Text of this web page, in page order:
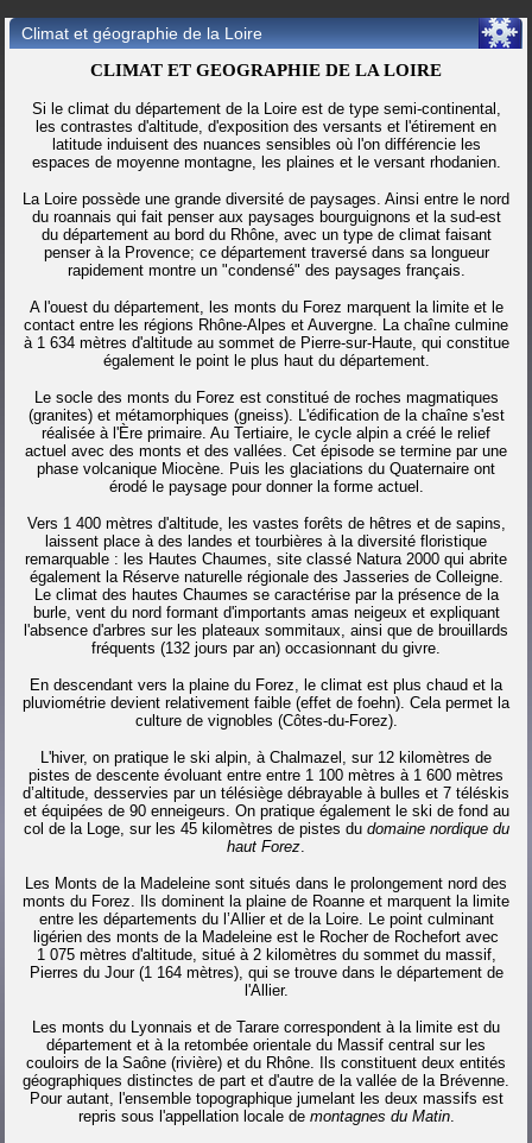
Climat et géographie de la Loire
CLIMAT ET GEOGRAPHIE DE LA LOIRE
Si le climat du département de la Loire est de type semi-continental,
les contrastes d'altitude, d'exposition des versants et l'étirement en
latitude induisent des nuances sensibles où l'on différencie les
espaces de moyenne montagne, les plaines et le versant rhodanien.
La Loire possède une grande diversité de paysages. Ainsi entre le nord
du roannais qui fait penser aux paysages bourguignons et la sud-est
du département au bord du Rhône, avec un type de climat faisant
penser à la Provence; ce département traversé dans sa longueur
rapidement montre un "condensé" des paysages français.
A l'ouest du département, les monts du Forez marquent la limite et le
contact entre les régions Rhône-Alpes et Auvergne. La chaîne culmine
à 1 634 mètres d'altitude au sommet de Pierre-sur-Haute, qui constitue
également le point le plus haut du département.
Le socle des monts du Forez est constitué de roches magmatiques
(granites) et métamorphiques (gneiss). L'édification de la chaîne s'est
réalisée à l'Ère primaire. Au Tertiaire, le cycle alpin a créé le relief
actuel avec des monts et des vallées. Cet épisode se termine par une
phase volcanique Miocène. Puis les glaciations du Quaternaire ont
érodé le paysage pour donner la forme actuel.
Vers 1 400 mètres d'altitude, les vastes forêts de hêtres et de sapins,
laissent place à des landes et tourbières à la diversité floristique
remarquable : les Hautes Chaumes, site classé Natura 2000 qui abrite
également la Réserve naturelle régionale des Jasseries de Colleigne.
Le climat des hautes Chaumes se caractérise par la présence de la
burle, vent du nord formant d'importants amas neigeux et expliquant
l'absence d'arbres sur les plateaux sommitaux, ainsi que de brouillards
fréquents (132 jours par an) occasionnant du givre.
En descendant vers la plaine du Forez, le climat est plus chaud et la
pluviométrie devient relativement faible (effet de foehn). Cela permet la
culture de vignobles (Côtes-du-Forez).
L'hiver, on pratique le ski alpin, à Chalmazel, sur 12 kilomètres de
pistes de descente évoluant entre entre 1 100 mètres à 1 600 mètres
d’altitude, desservies par un télésiège débrayable à bulles et 7 téléskis
et équipées de 90 enneigeurs. On pratique également le ski de fond au
col de la Loge, sur les 45 kilomètres de pistes du domaine nordique du
haut Forez.
Les Monts de la Madeleine sont situés dans le prolongement nord des
monts du Forez. Ils dominent la plaine de Roanne et marquent la limite
entre les départements du l’Allier et de la Loire. Le point culminant
ligérien des monts de la Madeleine est le Rocher de Rochefort avec
1 075 mètres d'altitude, situé à 2 kilomètres du sommet du massif,
Pierres du Jour (1 164 mètres), qui se trouve dans le département de
l'Allier.
Les monts du Lyonnais et de Tarare correspondent à la limite est du
département et à la retombée orientale du Massif central sur les
couloirs de la Saône (rivière) et du Rhône. Ils constituent deux entités
géographiques distinctes de part et d'autre de la vallée de la Brévenne.
Pour autant, l'ensemble topographique jumelant les deux massifs est
repris sous l'appellation locale de montagnes du Matin.